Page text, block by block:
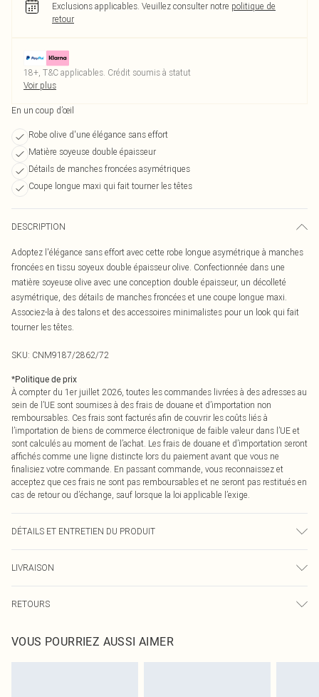
Exclusions applicables. Veuillez consulter notre politique de
retour
18+, T&C applicables. Crédit soumis à statut
Voir plus
En un coup d’œil
Robe olive d'une élégance sans effort
Matière soyeuse double épaisseur
Détails de manches froncées asymétriques
Coupe longue maxi qui fait tourner les têtes
DESCRIPTION
Adoptez l'élégance sans effort avec cette robe longue asymétrique à manches
froncées en tissu soyeux double épaisseur olive. Confectionnée dans une
matière soyeuse olive avec une conception double épaisseur, un décolleté
asymétrique, des détails de manches froncées et une coupe longue maxi.
Associez-la à des talons et des accessoires minimalistes pour un look qui fait
tourner les têtes.
SKU: CNM9187/2862/72
*Politique de prix
À compter du 1er juillet 2026, toutes les commandes livrées à des adresses au
sein de l’UE sont soumises à des frais de douane et d’importation non
remboursables. Ces frais sont facturés afin de couvrir les coûts liés à
l’importation de biens de commerce électronique de faible valeur dans l’UE et
sont calculés au moment de l’achat. Les frais de douane et d’importation seront
affichés comme une ligne distincte lors du paiement avant que vous ne
finalisiez votre commande. En passant commande, vous reconnaissez et
acceptez que ces frais ne sont pas remboursables et ne seront pas restitués en
cas de retour ou d’échange, sauf lorsque la loi applicable l’exige.
DÉTAILS ET ENTRETIEN DU PRODUIT
couleur peut déteindre.
LIVRAISON
Livraison express France
Jusqu'à 2-3 jours ouvrables
RETOURS
pour nous retourner un article.
Veuillez noter que nous ne pouvons pas rembourser les masques tendance, les
VOUS POURRIEZ AUSSI AIMER